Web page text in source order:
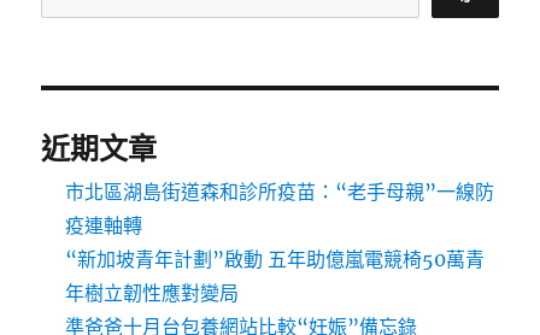
近期文章
市北區湖島街道森和診所疫苗：“老手母親”一線防
疫連軸轉
“新加坡青年計劃”啟動 五年助億嵐電競椅50萬青
年樹立韌性應對變局
準爸爸十月台包養網站比較“妊娠”備忘錄